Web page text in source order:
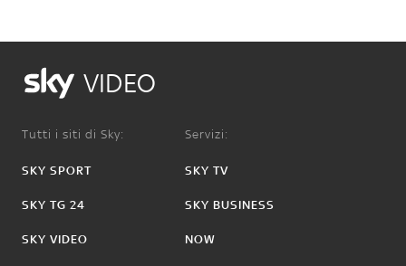
VIDEO
Tutti i siti di Sky:
SKY SPORT
SKY TG 24
SKY VIDEO
Servizi:
SKY TV
SKY BUSINESS
NOW